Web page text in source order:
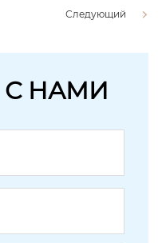
Следующий
С НАМИ